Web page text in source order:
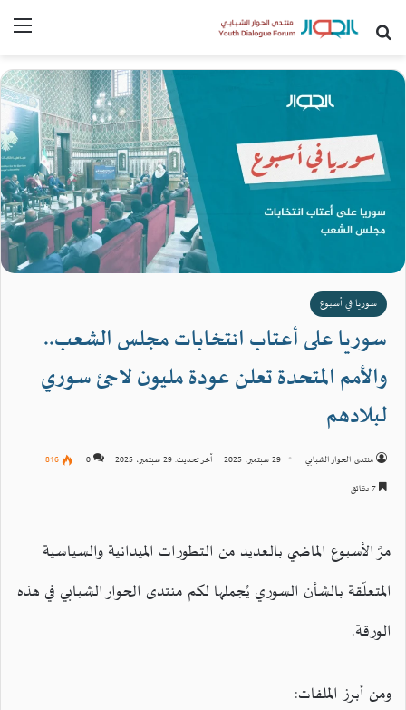
بحث عن
سوريا في أسبوع
سوريا على أعتاب انتخابات مجلس الشعب..
والأمم المتحدة تعلن عودة مليون لاجئ سوري
لبلادهم
منتدى الحوار الشبابي 29 سبتمبر، 2025 آخر تحديث: 29 سبتمبر، 2025 0
816
مرَّ الأسبوع الماضي بالعديد من التطورات الميدانية والسياسية
المتعلّقة بالشأن السوري يُجملها لكم منتدى الحوار الشبابي في هذه
الورقة.
ومن أبرز الملفات: